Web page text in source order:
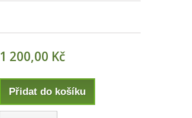
1 200,00 Kč
Přidat do košíku